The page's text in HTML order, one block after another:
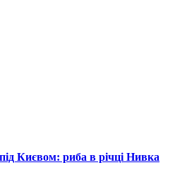
Києвом: риба в річці Нивка